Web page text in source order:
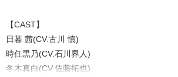
称 ルビレ」、そして「dice」シリーズにて、
ウンド ロア):通称 ハウロ」のバンド物語を描
ズ。
【CAST】
日暮 茜(CV.古川 慎)
時任黒乃(CV.石川界人)
冬木真白(CV.佐藤拓也)